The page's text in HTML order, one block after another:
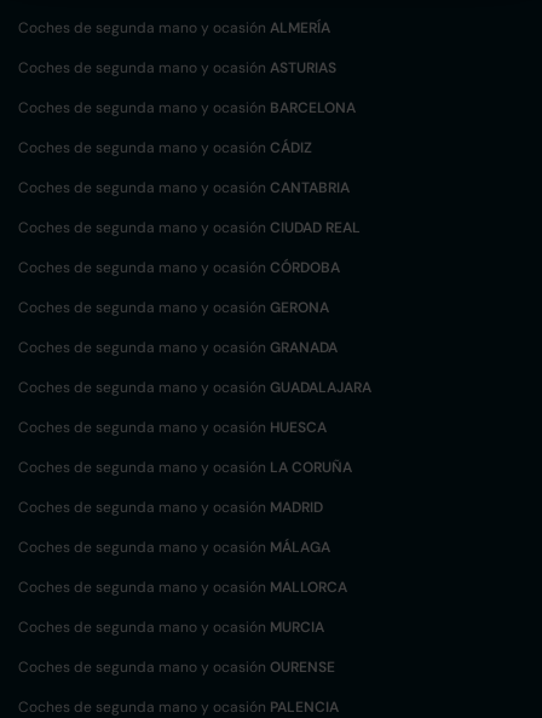
Coches de segunda mano y ocasión ALMERÍA
Coches de segunda mano y ocasión ASTURIAS
Coches de segunda mano y ocasión BARCELONA
Coches de segunda mano y ocasión CÁDIZ
Coches de segunda mano y ocasión CANTABRIA
Coches de segunda mano y ocasión CIUDAD REAL
Coches de segunda mano y ocasión CÓRDOBA
Coches de segunda mano y ocasión GERONA
Coches de segunda mano y ocasión GRANADA
Coches de segunda mano y ocasión GUADALAJARA
Coches de segunda mano y ocasión HUESCA
Coches de segunda mano y ocasión LA CORUÑA
Coches de segunda mano y ocasión MADRID
Coches de segunda mano y ocasión MÁLAGA
Coches de segunda mano y ocasión MALLORCA
Coches de segunda mano y ocasión MURCIA
Coches de segunda mano y ocasión OURENSE
Coches de segunda mano y ocasión PALENCIA